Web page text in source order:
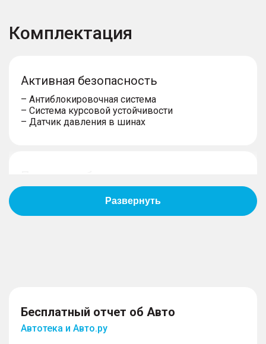
Комплектация
Активная безопасность
– Антиблокировочная система
– Система курсовой устойчивости
– Датчик давления в шинах
– Подушки безопасности водителя
– Подушки безопасности пассажира
– Боковые передние подушки безопасности
– Сигнализация
– Иммобилайзер
– Центральный замок
Бесплатный отчет об Авто
Автотека и Авто.ру